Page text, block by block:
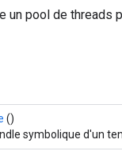
un pool de threads
()
symbolique d'un